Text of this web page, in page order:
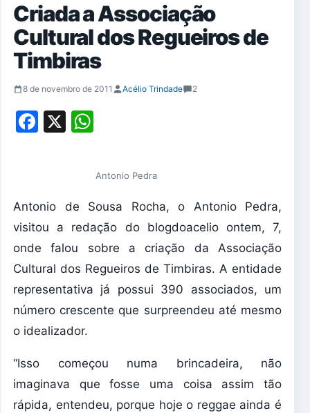
Criada a Associação
Cultural dos Regueiros de
Timbiras
8 de novembro de 2011 Acélio Trindade 2
Facebook
X
Antonio Pedra
Antonio de Sousa Rocha, o Antonio Pedra,
visitou a redação do blogdoacelio ontem, 7,
onde falou sobre a criação da Associação
Cultural dos Regueiros de Timbiras. A entidade
representativa já possui 390 associados, um
número crescente que surpreendeu até mesmo
o idealizador.
“Isso começou numa brincadeira, não
imaginava que fosse uma coisa assim tão
rápida, entendeu, porque hoje o reggae ainda é